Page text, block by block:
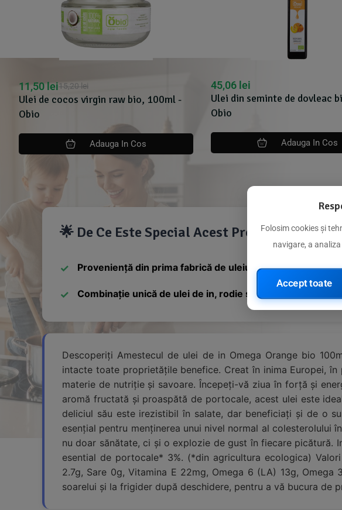
Ulei de cocos virgin raw bio, 100ml -
Obio
15,20lei
11,50lei
Adauga In Cos
Ulei din seminte de dovleac
Obio
45,06 lei
Adauga In Cos
🌟 De Ce Este Special Acest Produs
Proveniență din prima fabrică de uleiuri bio din Europa
Combinație unică de ulei de in, rodie și portocale
Descoperiți Amestecul de ulei de in Omega Orange bio
intacte toate proprietățile benefice. Creat în inima Europei,
materie de nutriție și savoare. Începeți-vă ziua în forță și
aromă fructată și proaspătă de portocale, acest ulei este
deliciul său este irezistibil în salate, dar beneficiați și de o
esențial pentru menținerea unui nivel normal al colesterolului
nu doar sănătate, ci și o explozie de gust în fiecare picătură.
esential de portocale* 3%. (*din agricultura ecologica)
2.7g, Sare 0g, Vitamina E 22mg, Omega 6 (LA) 13g,
soarelui și la frigider după deschidere, pentru a vă bucura de
Folosim cookies și
navigare, a
Accept toate